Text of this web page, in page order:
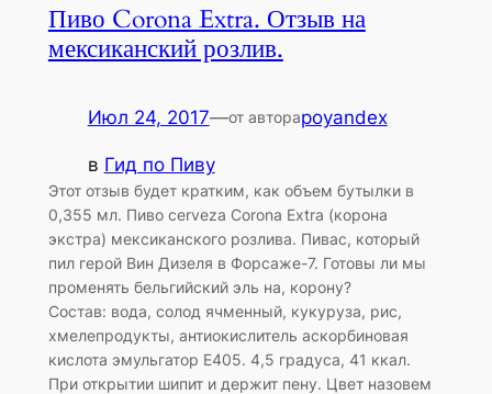
Пиво Corona Extra. Отзыв на
мексиканский розлив.
Июл 24, 2017—от автораpoyandex
в Гид по Пиву
Этот отзыв будет кратким, как объем бутылки в
0,355 мл. Пиво cerveza Corona Extra (корона
экстра) мексиканского розлива. Пивас, который
пил герой Вин Дизеля в Форсаже-7. Готовы ли мы
променять бельгийский эль на, корону?
Состав: вода, солод ячменный, кукуруза, рис,
хмелепродукты, антиокислитель аскорбиновая
кислота эмульгатор E405. 4,5 градуса, 41 ккал.
При открытии шипит и держит пену. Цвет назовем